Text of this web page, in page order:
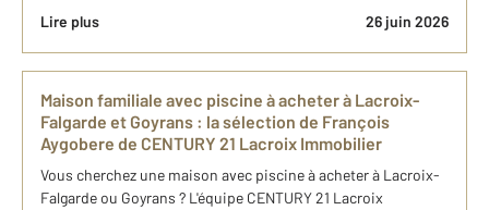
Lire plus 26 juin 2026
Maison familiale avec piscine à acheter à Lacroix-
Falgarde et Goyrans : ​la sélection de François
Aygobere de CENTURY 21 Lacroix Immobilier
Vous cherchez une maison avec piscine à acheter à Lacroix-
Falgarde ou Goyrans ? L'équipe CENTURY 21 Lacroix